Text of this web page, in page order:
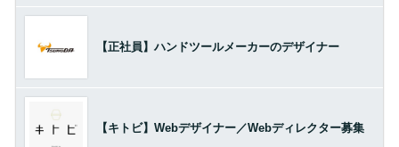
【正社員】ハンドツールメーカーのデザイナー
【キトビ】Webデザイナー／Webディレクター募集